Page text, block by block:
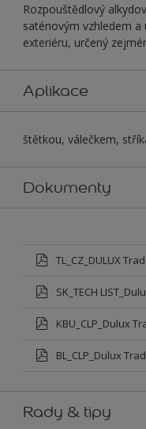
Rozpouštědlový
saténovým vzhledem
exteriéru, určený
Aplikace
štětkou, válečkem,
Dokumenty
TL_CZ_DULUX
SK_TECH
KBU_CLP_Dulux
BL_CLP_Dulux
Rady & tipy